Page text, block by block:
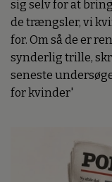
sig selv for at
de trængsler, vi
for. Om så de er
synderlig trille,
seneste
for kvinder'